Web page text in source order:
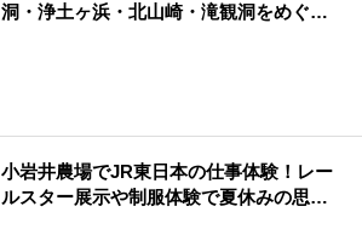
洞・浄土ヶ浜・北山崎・滝観洞をめぐ
小岩井農場でJR東日本の仕事体験！レー
ルスター展示や制服体験で夏休みの思い